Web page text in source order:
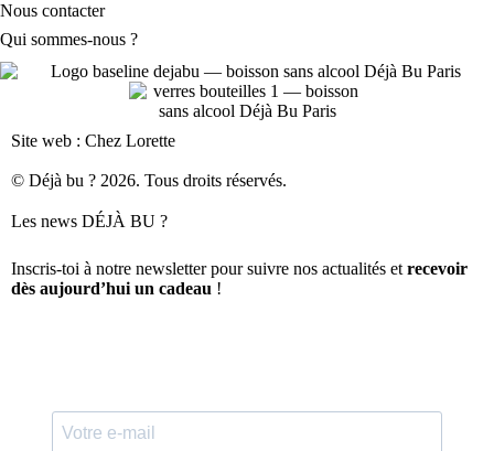
Nous contacter
Qui sommes-nous ?
Site web : Chez Lorette
© Déjà bu ? 2026. Tous droits réservés.
Les news DÉJÀ BU ?
Inscris-toi à notre newsletter pour suivre nos actualités et recevoir
dès aujourd’hui un cadeau !